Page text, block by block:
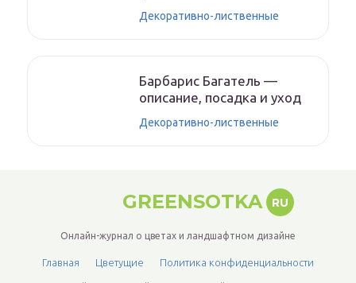
Декоративно-лиственные
Барбарис Багатель —
описание, посадка и уход
Декоративно-лиственные
GREENSOTKA RU
Онлайн-журнал о цветах и ландшафтном дизайне
Главная Цветущие Политика конфиденциальности